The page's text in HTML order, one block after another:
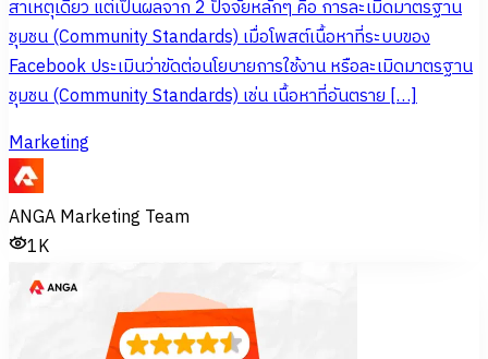
สาเหตุเดียว แต่เป็นผลจาก 2 ปัจจัยหลักๆ คือ การละเมิดมาตรฐาน
ชุมชน (Community Standards) เมื่อโพสต์เนื้อหาที่ระบบของ
Facebook ประเมินว่าขัดต่อนโยบายการใช้งาน หรือละเมิดมาตรฐาน
ชุมชน (Community Standards) เช่น เนื้อหาที่อันตราย […]
Marketing
ANGA Marketing Team
1K